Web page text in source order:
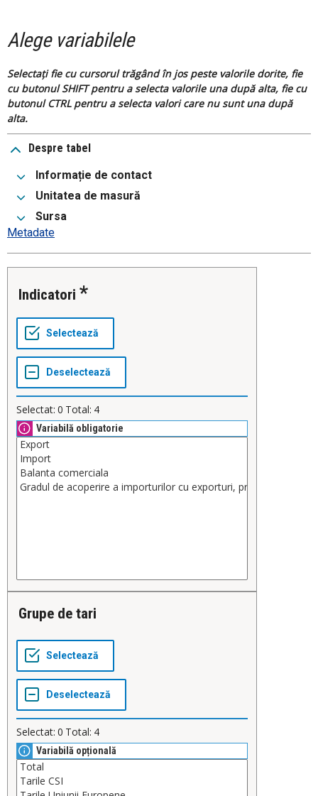
Alege variabilele
Selectați fie cu cursorul trăgând în jos peste valorile dorite, fie
cu butonul SHIFT pentru a selecta valorile una după alta, fie cu
butonul CTRL pentru a selecta valori care nu sunt una după
alta.
Despre tabel
Informație de contact
Unitatea de masură
Sursa
Metadate
Indicatori
Selectat: 0 Total: 4
Variabilă obligatorie
Grupe de tari
Selectat: 0 Total: 4
Variabilă opțională